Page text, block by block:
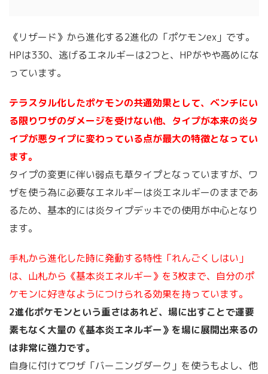
《リザード》から進化する2進化の「ポケモンex」です。
HPは330、逃げるエネルギーは2つと、HPがやや高めにな
っています。
テラスタル化したポケモンの共通効果として、ベンチにい
る限りワザのダメージを受けない他、タイプが本来の炎タ
イプが悪タイプに変わっている点が最大の特徴となってい
ます。
タイプの変更に伴い弱点も草タイプとなっていますが、ワ
ザを使う為に必要なエネルギーは炎エネルギーのままであ
るため、基本的には炎タイプデッキでの使用が中心となり
ます。
手札から進化した時に発動する特性「れんごくしはい」
は、山札から《基本炎エネルギー》を3枚まで、自分のポ
ケモンに好きなようにつけられる効果を持っています。
2進化ポケモンという重さはあれど、場に出すことで運要
素もなく大量の《基本炎エネルギー》を場に展開出来るの
は非常に強力です。
自身に付けてワザ「バーニングダーク」を使うもよし、他